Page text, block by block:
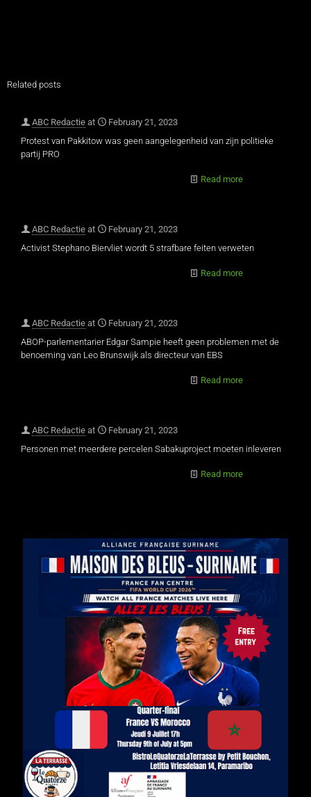
Related posts
ABC Redactie at
February 21, 2023
Protest van Pakkitow was geen aangelegenheid van zijn politieke
partij PRO
Read more
ABC Redactie at
February 21, 2023
Activist Stephano Biervliet wordt 5 strafbare feiten verweten
Read more
ABC Redactie at
February 21, 2023
ABOP-parlementarier Edgar Sampie heeft geen problemen met de
benoeming van Leo Brunswijk als directeur van EBS
Read more
ABC Redactie at
February 21, 2023
Personen met meerdere percelen Sabakuproject moeten inleveren
Read more